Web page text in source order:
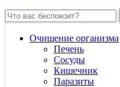
Очищение организма
Печень
Сосуды
Кишечник
Паразиты